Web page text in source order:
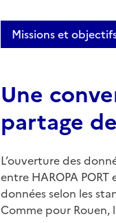
Missions et
Une
partage
L’ouverture des
entre HAROPA
données selon les
Comme pour Rouen,